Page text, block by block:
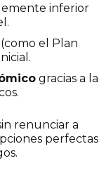
inferior
(como el Plan
gracias a la
renunciar a
perfectas